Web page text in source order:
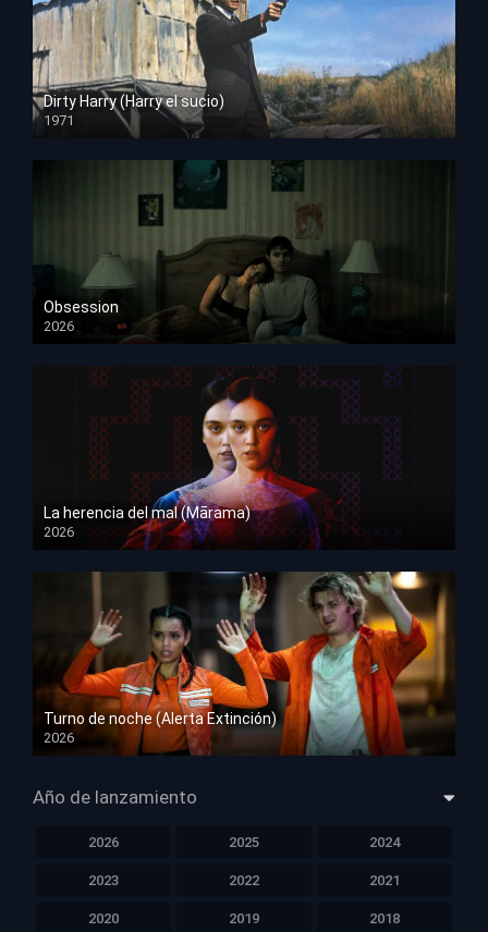
Dirty Harry (Harry el sucio)
1971
HD 1080p
Obsession
2026
HD 1080p
La herencia del mal (Mārama)
2026
HD 1080p
Turno de noche (Alerta Extinción)
2026
HD 1080p
Año de lanzamiento
2026 2025 2024
2023 2022 2021
2020 2019 2018